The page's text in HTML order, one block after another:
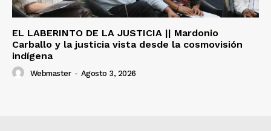
EL LABERINTO DE LA JUSTICIA || Mardonio
Carballo y la justicia vista desde la cosmovisión
indígena
Webmaster - Agosto 3, 2026